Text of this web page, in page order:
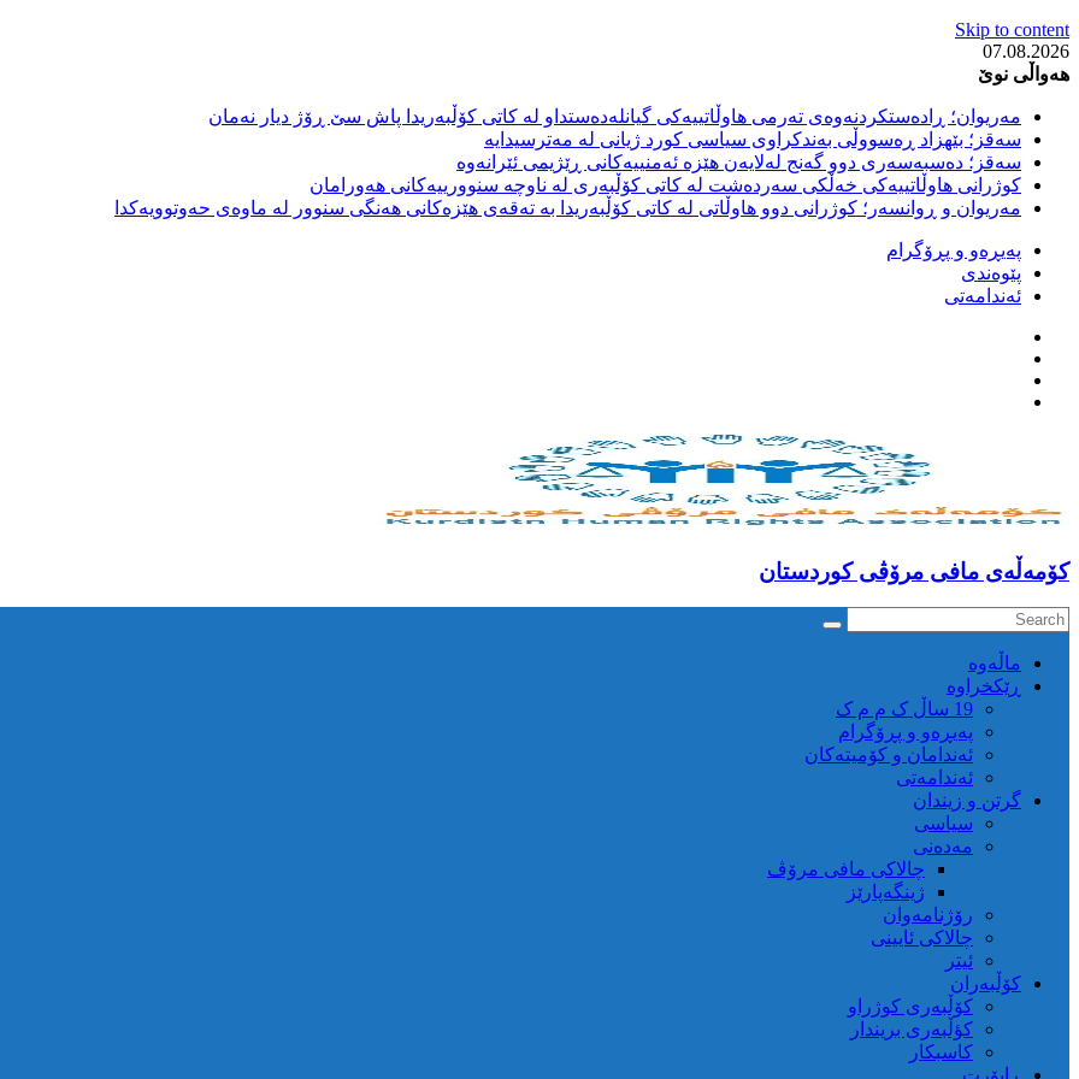
Skip to content
07.08.2026
هەواڵی نوێ
مەریوان؛ ڕادەستکردنەوەی تەرمی هاوڵاتییەکی گیانلەدەستداو لە کاتی کۆڵبەریدا پاش سێ ڕۆژ دیار نەمان
سەقز؛ بێهزاد ڕەسووڵی بەندکراوی سیاسی کورد ژیانی لە مەترسیدایە
سەقز؛ دەسبەسەری دوو گەنج لەلایەن هێزە ئەمنییەکانی ڕێژیمی ئێرانەوە
کوژرانی هاوڵاتییەکی خەڵکی سەردەشت لە کاتی کۆڵبەری لە ناوچە سنوورییەکانی هەورامان
مەریوان و ڕوانسەر؛ کوژرانی دوو هاوڵاتی لە کاتی کۆڵبەریدا بە تەقەی هێزەکانی هەنگی سنوور لە ماوەی حەوتوویەکدا
پەیڕەو و پڕۆگرام
پێوەندی
ئەندامەتی
كۆمه‌ڵه‌ی مافی مرۆڤی کوردستان
ماڵه‌وه‌
ڕێکخراوە
19 ساڵ ک م م ک
پەیڕەو و پڕۆگرام
ئەندامان و کۆمیتەکان
ئەندامەتی
گرتن و زیندان
سیاسی
مەدەنی
چالاکی مافی مرۆڤ
ژینگەپارێز
رۆژنامەوان
چالاکی ئایینی
ئیتر
کۆڵبەران
کۆڵبەری کوژراو
کؤڵبەری بریندار
کاسبکار